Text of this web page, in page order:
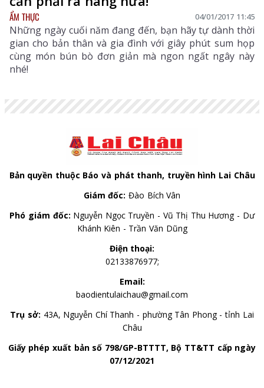
ẨM THỰC 04/01/2017 11:45
Những ngày cuối năm đang đến, bạn hãy tự dành thời
gian cho bản thân và gia đình với giây phút sum họp
cùng món bún bò đơn giản mà ngon ngất ngây này
nhé!
Bản quyền thuộc Báo và phát thanh, truyền hình Lai Châu
Giám đốc: Đào Bích Vân
Phó giám đốc: Nguyễn Ngọc Truyền - Vũ Thị Thu Hương - Dư
Khánh Kiên - Trần Văn Dũng
Điện thoại:
02133876977;
Email:
baodientulaichau@gmail.com
Trụ sở: 43A, Nguyễn Chí Thanh - phường Tân Phong - tỉnh Lai
Châu
Giấy phép xuất bản số 798/GP-BTTTT, Bộ TT&TT cấp ngày
07/12/2021